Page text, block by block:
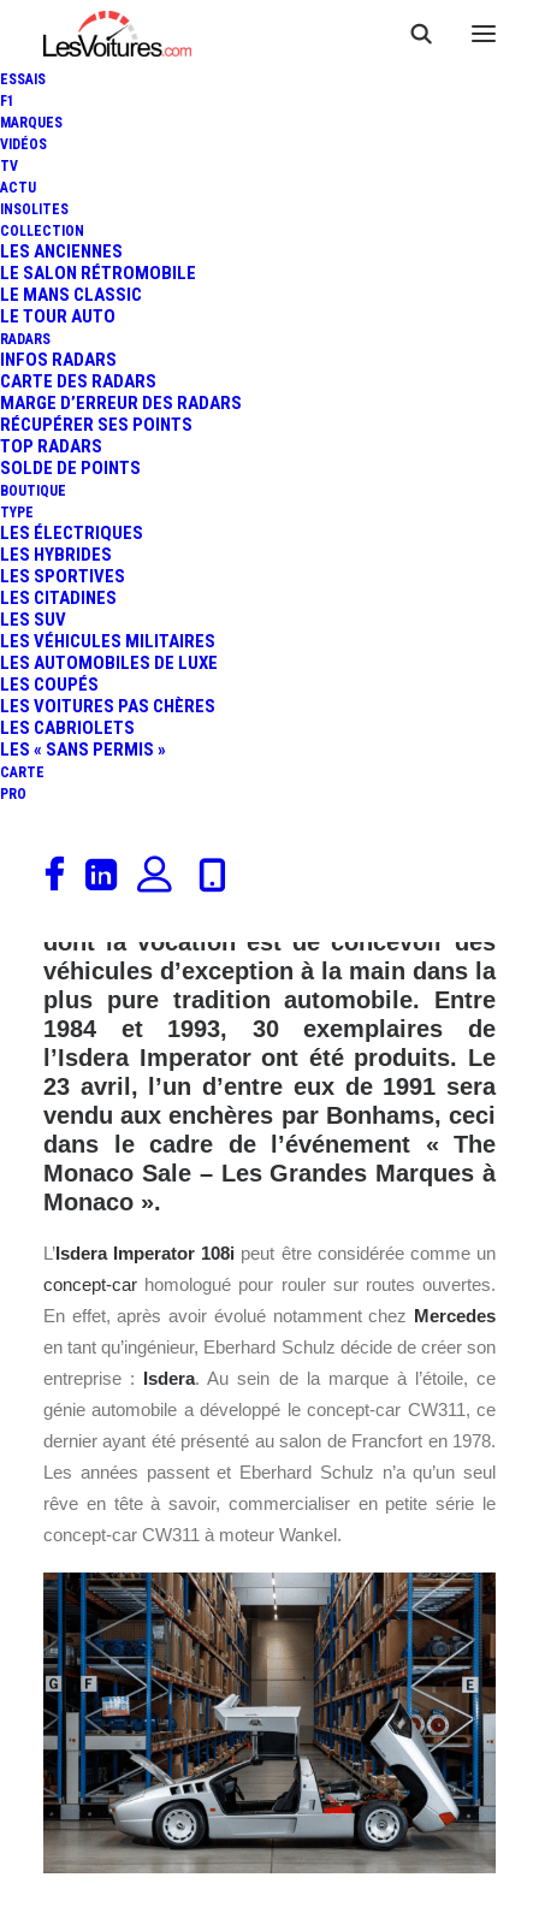
ESSAIS
F1
MARQUES
VIDÉOS
TV
ACTU
INSOLITES
COLLECTION
LES ANCIENNES
LE SALON RÉTROMOBILE
LE MANS CLASSIC
LE TOUR AUTO
RADARS
INFOS RADARS
CARTE DES RADARS
MARGE D’ERREUR DES RADARS
RÉCUPÉRER SES POINTS
TOP RADARS
SOLDE DE POINTS
BOUTIQUE
TYPE
LES ÉLECTRIQUES
LES HYBRIDES
LES SPORTIVES
LES CITADINES
LES SUV
LES VÉHICULES MILITAIRES
LES AUTOMOBILES DE LUXE
LES COUPÉS
LES VOITURES PAS CHÈRES
LES CABRIOLETS
LES « SANS PERMIS »
CARTE
PRO
OFFREZ-VOUS CE "CONCEPT-
3 Minutes
Isdera AG pour Ingenieurbüro für
Styling, DEsign und RAcing, tel est le
dont la vocation est de concevoir des
véhicules d’exception à la main dans la
plus pure tradition automobile. Entre
1984 et 1993, 30 exemplaires de
l’Isdera Imperator ont été produits. Le
23 avril, l’un d’entre eux de 1991 sera
vendu aux enchères par Bonhams, ceci
dans le cadre de l’événement « The
Monaco Sale – Les Grandes Marques à
Monaco ».
L’Isdera Imperator 108i peut être considérée comme un
concept-car homologué pour rouler sur routes ouvertes.
En effet, après avoir évolué notamment chez Mercedes
en tant qu’ingénieur, Eberhard Schulz décide de créer son
entreprise : Isdera. Au sein de la marque à l’étoile, ce
génie automobile a développé le concept-car CW311, ce
dernier ayant été présenté au salon de Francfort en 1978.
Les années passent et Eberhard Schulz n’a qu’un seul
rêve en tête à savoir, commercialiser en petite série le
concept-car CW311 à moteur Wankel.